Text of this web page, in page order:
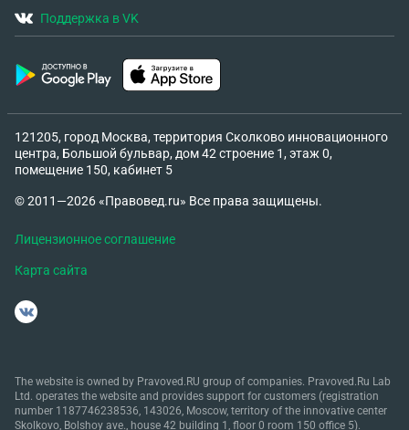
Поддержка в VK
121205, город Москва, территория Сколково инновационного
центра, Большой бульвар, дом 42 строение 1, этаж 0,
помещение 150, кабинет 5
© 2011—2026 «Правовед.ru» Все права защищены.
Лицензионное соглашение
Карта сайта
The website is owned by Pravoved.RU group of companies. Pravoved.Ru Lab
Ltd. operates the website and provides support for customers (registration
number 1187746238536, 143026, Moscow, territory of the innovative center
Skolkovo, Bolshoy ave., house 42 building 1, floor 0 room 150 office 5).